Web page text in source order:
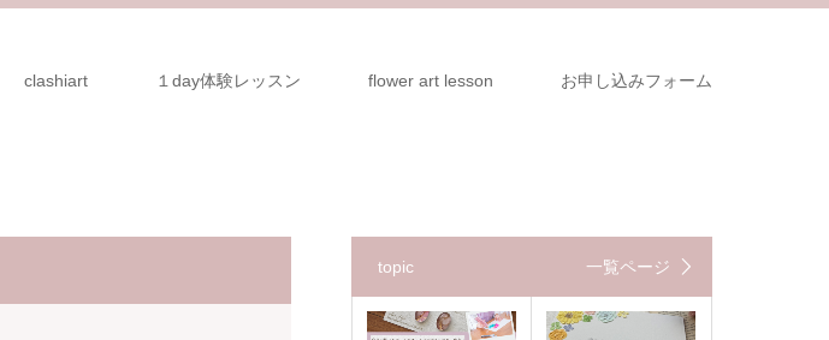
clashiart １day体験レッスン flower art lesson お申し込みフォーム
topic 一覧ページ